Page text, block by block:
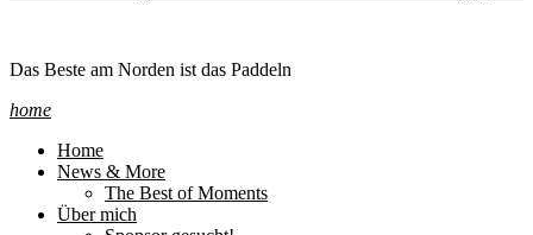
Das Beste am Norden ist das Paddeln
home
Home
News & More
The Best of Moments
Über mich